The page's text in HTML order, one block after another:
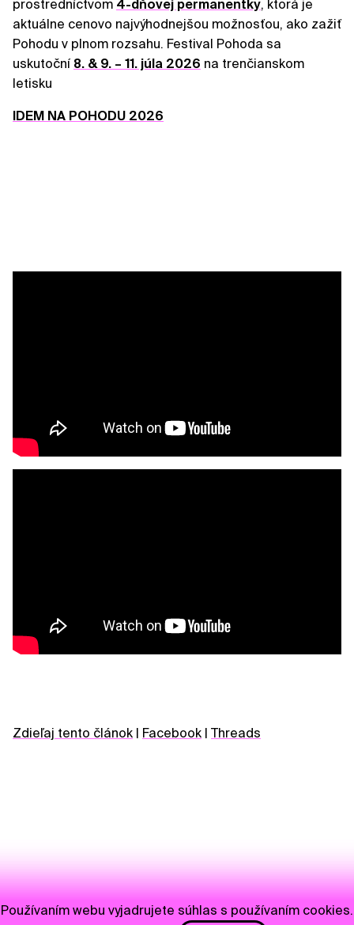
prostredníctvom 4-dňovej permanentky, ktorá je
aktuálne cenovo najvýhodnejšou možnosťou, ako zažiť
Pohodu v plnom rozsahu. Festival Pohoda sa
uskutoční 8. & 9. – 11. júla 2026 na trenčianskom
letisku
IDEM NA POHODU 2026
Zdieľaj tento článok Facebook Threads
Používaním webu vyjadrujete súhlas s používaním cookies.